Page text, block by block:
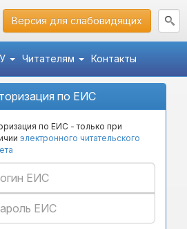
Версия для слабовидящих
Читателям Контакты
по ЕИС
по ЕИС - только при
электронного читательского